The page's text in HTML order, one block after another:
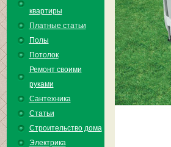
квартиры
Платные статьи
Полы
Потолок
Ремонт своими
руками
Сантехника
Статьи
Строительство дома
Электрика